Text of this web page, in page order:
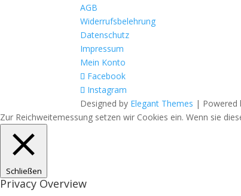
AGB
Widerrufsbelehrung
Datenschutz
Impressum
Mein Konto
Facebook
Instagram
Designed by Elegant Themes | Powered
Zur Reichweitemessung setzen wir Cookies ein. Wenn sie
Schließen
Privacy Overview